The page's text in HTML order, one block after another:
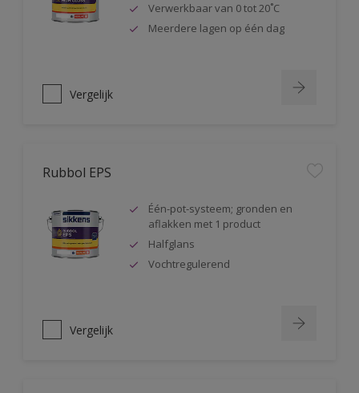
Verwerkbaar van 0 tot 20˚C
Meerdere lagen op één dag
Vergelijk
Rubbol EPS
Één-pot-systeem; gronden en
aflakken met 1 product
Halfglans
Vochtregulerend
Vergelijk